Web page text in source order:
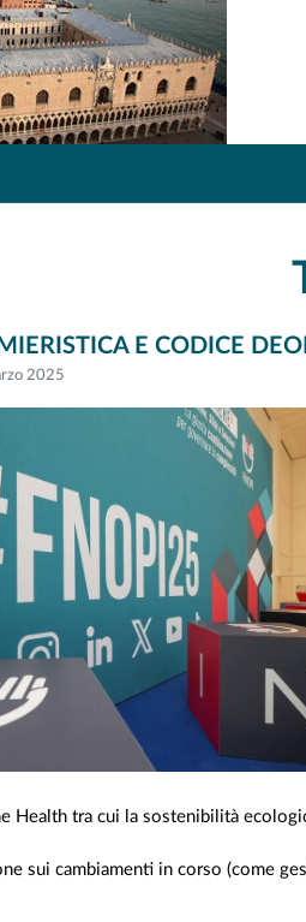
E CODICE
2025
Health tra cui la sostenibilità
sui cambiamenti in corso (come